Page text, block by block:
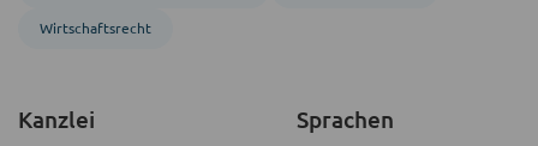
Wirtschaftsrecht
Kanzlei Sprachen